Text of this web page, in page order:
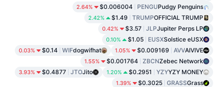
Pudgy Penguins
PENGU
$0.006004
2.64%
OFFICIAL TRUMP
TRUMP
$1.49
2.42%
Jupiter Perps LP
JLP
$3.57
0.42%
Solstice eUSX
EUSX
$1.05
0.10%
AIVIVE
AVV
$0.009169
1.05%
dogwifhat
WIF
$0.14
0.03%
Zebec Network
ZBCN
$0.001764
1.55%
YZY MONEY
YZY
$0.2951
1.20%
Jito
JTO
$0.4877
3.93%
Grass
GRASS
$0.3025
1.39%